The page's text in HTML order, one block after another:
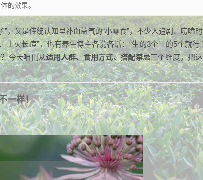
的效果。
，又是传统认知里补血益气的“小零食”，不少人追剧、唠嗑时
火长痘”，也有养生博主各说各话：“生的3个干的5个就行”
今天咱们从适用人群、食用方式、搭配禁忌三个维度，把这
一样！